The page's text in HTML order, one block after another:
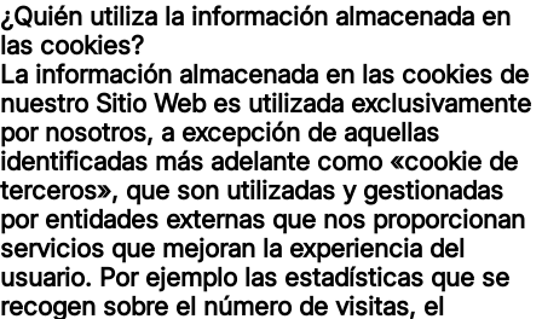
¿Quién utiliza la información almacenada en
las cookies?
La información almacenada en las cookies de
nuestro Sitio Web es utilizada exclusivamente
por nosotros, a excepción de aquellas
identificadas más adelante como «cookie de
terceros», que son utilizadas y gestionadas
por entidades externas que nos proporcionan
servicios que mejoran la experiencia del
usuario. Por ejemplo las estadísticas que se
recogen sobre el número de visitas, el